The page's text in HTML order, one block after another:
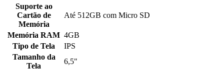
Suporte ao
Cartão de
Memória
Até 512GB com Micro SD
Memória RAM 4GB
Tipo de Tela
IPS
Tamanho da
Tela
6,5"